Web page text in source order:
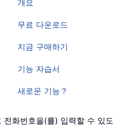
개요
무료 다운로드
지금 구매하기
기능 자습서
새로운 기능？
전화번호을(를) 입력할 수 있도